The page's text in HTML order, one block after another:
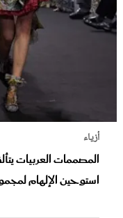
أزياء
المصممات العربيات
استوحين الإلهام